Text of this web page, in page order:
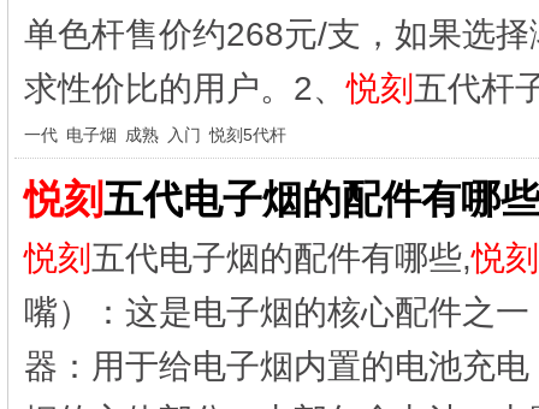
单色杆售价约268元/支，如果选
求性价比的用户。2、悦刻 五代杆
一代 电子烟 成熟 入门 悦刻5代杆
悦刻五代电子烟的配件有哪
悦刻 五代电子烟的配件有哪些,悦刻
嘴）：这是电子烟的核心配件之
器：用于给电子烟内置的电池充